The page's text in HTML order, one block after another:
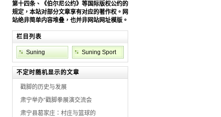
第十四条、《伯尔尼公约》等国际版权公约的
规定，本站对部分文章享有对应的著作权。网
站绝非简单内容堆叠，也并非网站网址模版。
栏目列表
Suning
Weather
Suning Sport
不定时随机显示的文章
戳脚的历史与发展
肃宁举办“戳脚拳展演交流会
肃宁县葛家庄：村庄与篮球的